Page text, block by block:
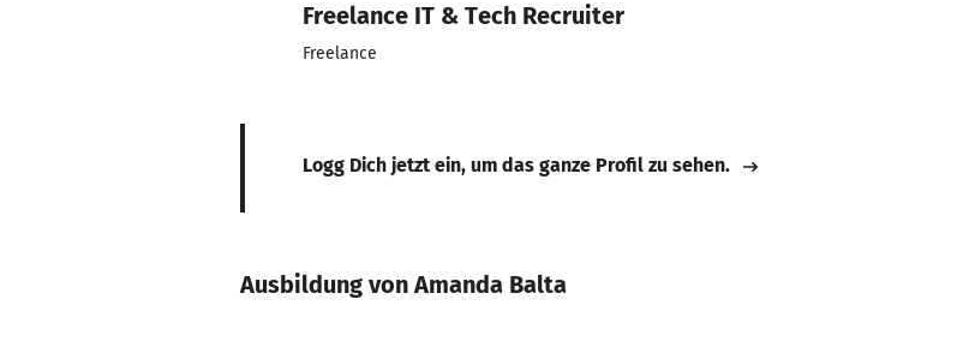
Freelance IT & Tech Recruiter
Freelance
Logg Dich jetzt ein, um das ganze Profil zu sehen.
Ausbildung von Amanda Balta